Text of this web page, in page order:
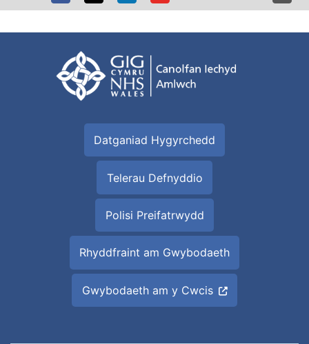
Datganiad Hygyrchedd
Telerau Defnyddio
Polisi Preifatrwydd
Rhyddfraint am Gwybodaeth
Gwybodaeth am y Cwcis